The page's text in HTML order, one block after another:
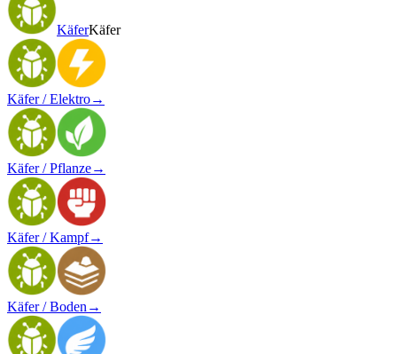
KäferKäfer
Käfer / Elektro→
Käfer / Pflanze→
Käfer / Kampf→
Käfer / Boden →